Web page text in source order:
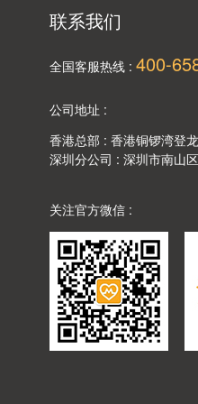
联系我们
全国客服热线 :400-
公司地址 :
香港总部 : 香港铜锣湾登
深圳分公司 : 深圳市南山
关注官方微信 :